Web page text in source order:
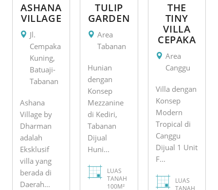
ASHANA
VILLAGE
Jl.
Cempaka
Kuning,
Batuaji-
Tabanan
Ashana
Village by
Dharman
adalah
Eksklusif
villa yang
berada di
Daerah...
TULIP
GARDEN
Area
Tabanan
Hunian
dengan
Konsep
Mezzanine
di Kediri,
Tabanan
Dijual
Huni...
LUAS
TANAH
100M²
THE
TINY
VILLA
CEPAKA
Area
Canggu
Villa dengan
Konsep
Modern
Tropical di
Canggu
Dijual 1 Unit
F...
LUAS
TANAH